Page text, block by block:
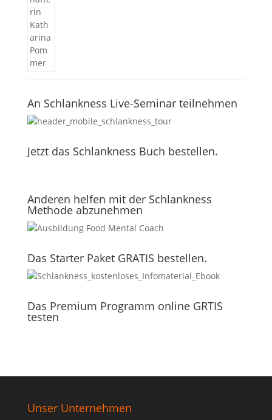
An Schlankness Live-Seminar teilnehmen
Jetzt das Schlankness Buch bestellen.
Anderen helfen mit der Schlankness
Methode abzunehmen
Das Starter Paket GRATIS bestellen.
Das Premium Programm online GRTIS
testen
Unser Unternehmen